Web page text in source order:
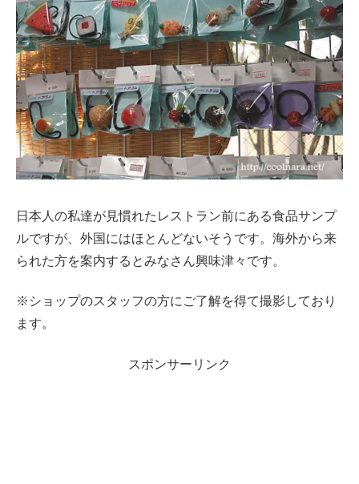
日本人の私達が見慣れたレストラン前にある食品サンプ
ルですが、外国にはほとんどないそうです。海外から来
られた方を案内するとみなさん興味津々です。
※ショップのスタッフの方にご了解を得て撮影しており
ます。
スポンサーリンク